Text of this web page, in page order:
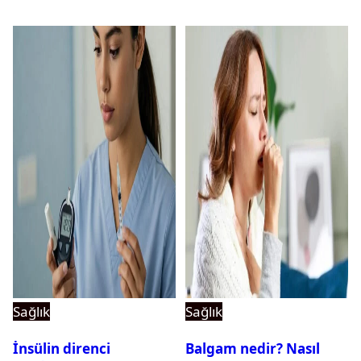
Sağlık
İnsülin direnci
Sağlık
Balgam nedir? Nasıl